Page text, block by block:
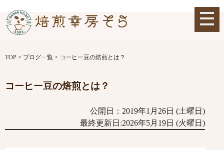
TOP > ブログ一覧 > コーヒー豆の焙煎とは？
コーヒー豆の焙煎とは？
公開日：2019年1月26日 (土曜日)
最終更新日:2026年5月19日 (火曜日)